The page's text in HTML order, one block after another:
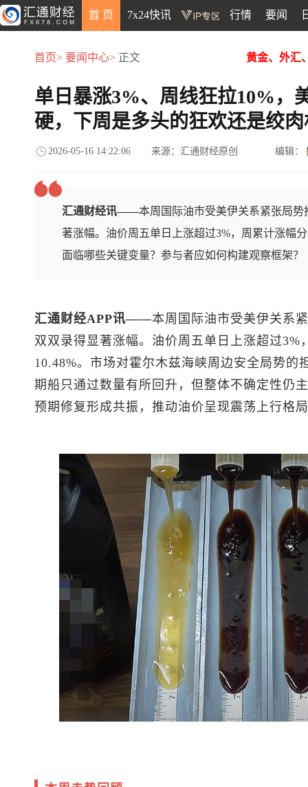
首 页 7x24快讯 行情 要闻
首页> 要闻中心> 正文 黄金、外汇
单日暴涨3%、周线狂拉10%，
硬，下周是多头的狂欢还是绞
2026-05-16 14:22:06 来源：汇通财经原创 编辑：
汇通财经讯——本周国际油市受美伊关系紧张局
著涨幅。油价周五单日上涨超过3%，周累计涨幅
面临哪些关键变量？参与者应如何构建观察框架？
汇通财经APP讯——本周国际油市受美伊关系
双双录得显著涨幅。油价周五单日上涨超过3%
10.48%。市场对霍尔木兹海峡周边安全局势的
期船只通过数量有所回升，但整体不确定性仍
预期修复形成共振，推动油价呈现震荡上行格